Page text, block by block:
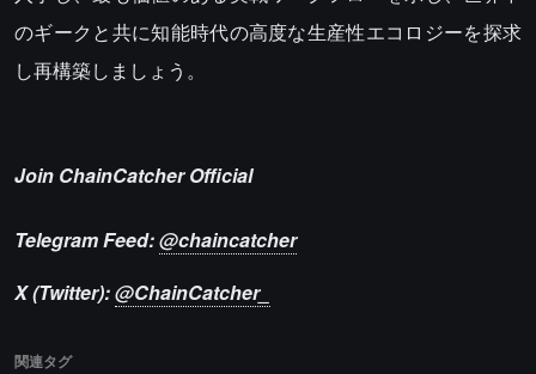
のギークと共に知能時代の高度な生産性エコロジーを探求
し再構築しましょう。
Join ChainCatcher Official
Telegram Feed:@chaincatcher
X (Twitter):@ChainCatcher_
関連タグ